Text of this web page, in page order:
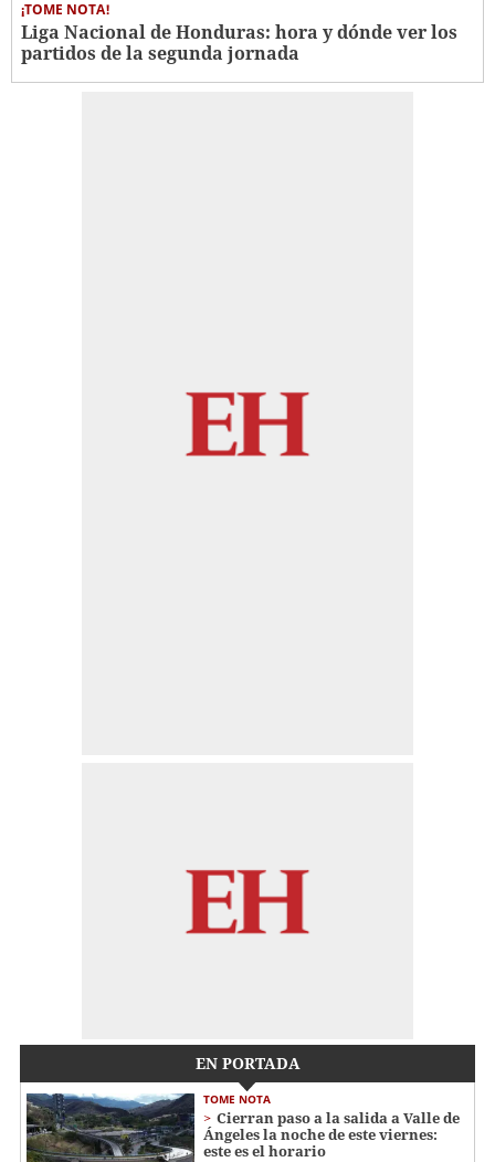
¡TOME NOTA!
Liga Nacional de Honduras: hora y dónde ver los
partidos de la segunda jornada
EN PORTADA
TOME NOTA
Cierran paso a la salida a Valle de
Ángeles la noche de este viernes:
este es el horario